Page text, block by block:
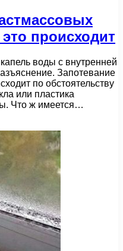
происходит
воды с внутренней
Запотевание
по обстоятельству
или пластика
Что ж имеется…